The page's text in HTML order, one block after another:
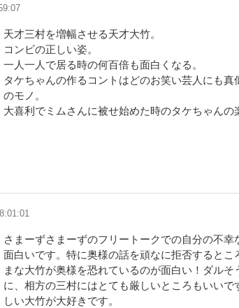
天才三村を増幅させる天才大竹。
コンビの正しい姿。
一人一人で居る時の何百倍も面白くなる。
タケちゃんの作るコントはどのお笑い芸人にも真
のモノ。
大喜利でミムさんに被せ始めた時のタケちゃんの
さまーずさまーずのフリートークでの自分の不
面白いです。特に奥様の話を頑なに拒否するとこ
まな大竹が奥様を恐れているのが面白い！ダル
に、相方の三村にはとても厳しいところもいい
しい大竹が大好きです。